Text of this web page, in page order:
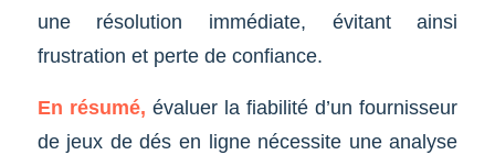
une résolution immédiate, évitant ainsi
frustration et perte de confiance.
En résumé, évaluer la fiabilité d’un fournisseur
de jeux de dés en ligne nécessite une analyse